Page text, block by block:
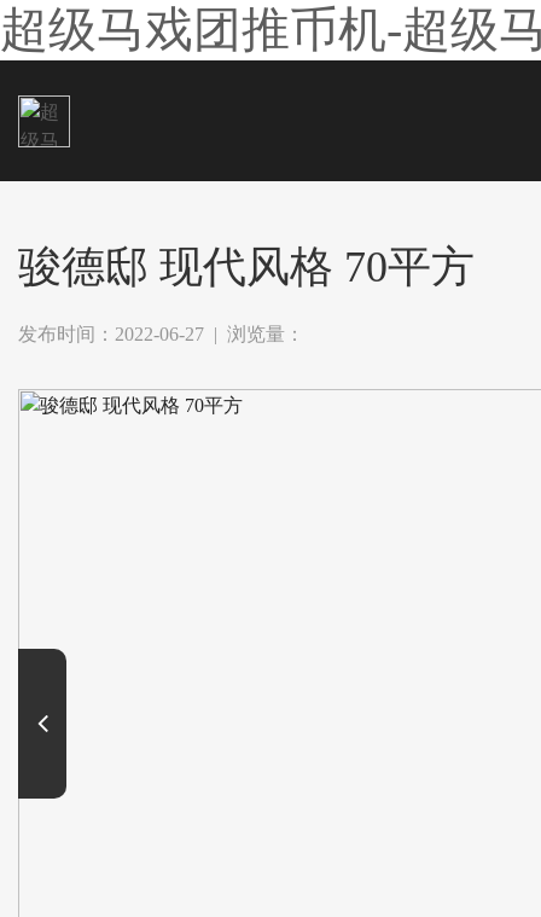
超级马戏团推币机-超级
骏德邸 现代风格 70平方
发布时间：2022-06-27 | 浏览量：